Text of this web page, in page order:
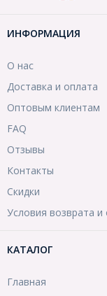
ИНФОРМАЦИЯ
О нас
Доставка и оплата
Оптовым клиентам
FAQ
Отзывы
Контакты
Скидки
Условия возврата
КАТАЛОГ
Главная